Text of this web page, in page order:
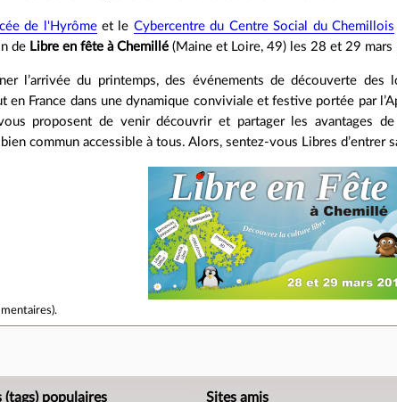
de l'Hyrômeet le Cybercentre du Centre Social du Chemillois
de Libre en fête à Chemillé (Maine et Loire, 49) les 28 et 29 mars
l’arrivée du printemps, des événements de découverte
en France dans une dynamique conviviale et festive portée par
proposent de venir découvrir et partager les avantages
commun accessible à tous. Alors, sentez-vous Libres d’entrer
).
(tags) populaires Sites amis